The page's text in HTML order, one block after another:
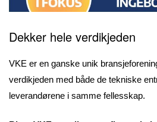
Dekker hele verdikjeden
VKE er en ganske unik
verdikjeden med både de tekniske
leverandørene i samme fellesskap.